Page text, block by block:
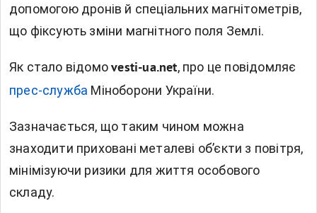
допомогою дронів й спеціальних магнітометрів,
що фіксують зміни магнітного поля Землі.
Як стало відомоvesti-ua.net, про це повідомляє
прес-служба Міноборони України.
Зазначається, що таким чином можна
знаходити приховані металеві об’єкти з повітря,
мінімізуючи ризики для життя особового
складу.